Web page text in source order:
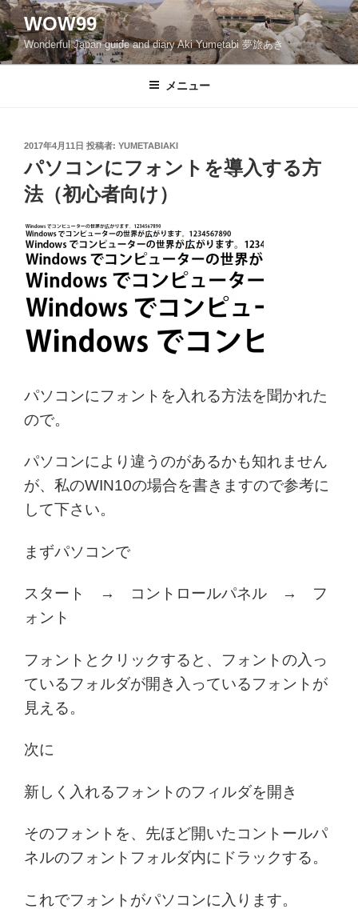
コ
ン
テ
ン
WOW99
Wonderful Japan guide and diary Aki Yumetabi 夢旅あき
メニュー
投
日:
2017年4月11日 投稿者: YUMETABIAKI
パソコンにフォントを導入する方
法（初心者向け）
パソコンにフォントを入れる方法を聞かれた
ので。
パソコンにより違うのがあるかも知れません
が、私のWIN10の場合を書きますので参考に
して下さい。
まずパソコンで
スタート → コントロールパネル → フ
ォント
フォントとクリックすると、フォントの入っ
ているフォルダが開き入っているフォントが
見える。
次に
新しく入れるフォントのフィルダを開き
そのフォントを、先ほど開いたコントールパ
ネルのフォントフォルダ内にドラックする。
これでフォントがパソコンに入ります。